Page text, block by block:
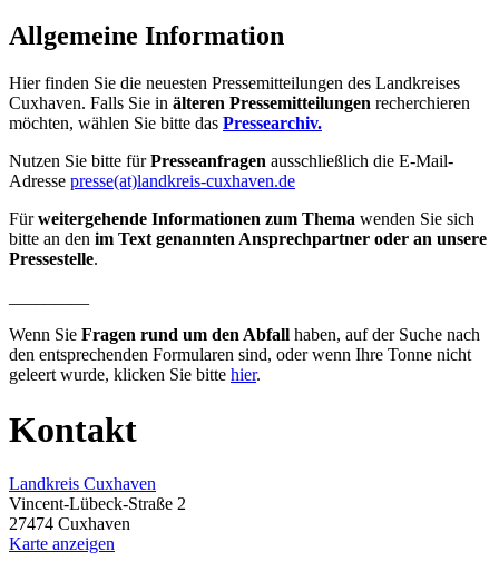
Allgemeine Information
Hier finden Sie die neuesten Pressemitteilungen des Landkreises
Cuxhaven. Falls Sie in älteren Pressemitteilungen recherchieren
möchten, wählen Sie bitte das Pressearchiv.
Nutzen Sie bitte fürPresseanfragen ausschließlich die E-Mail-
Adresse presse(at)landkreis-cuxhaven.de
Fürweitergehende Informationen zum Thema wenden Sie sich
bitte an den im Text genannten Ansprechpartner oder an unsere
Pressestelle.
Wenn Sie Fragen rund um den Abfall haben, auf der Suche nach
den entsprechenden Formularen sind, oder wenn Ihre Tonne nicht
geleert wurde, klicken Sie bitte hier.
Kontakt
Landkreis Cuxhaven
Vincent-Lübeck-Straße 2
27474 Cuxhaven
Karte anzeigen